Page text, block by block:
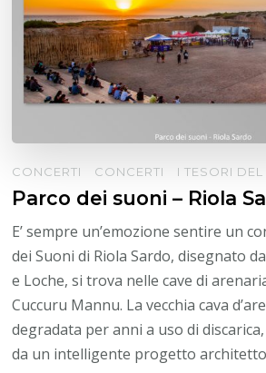
CONCERTI CONCERTI I TESORI
Parco dei suoni – Riola
E’ sempre un’emozione sentire un
dei Suoni di Riola Sardo, disegnato
e Loche, si trova nelle cave di
Cuccuru Mannu. La vecchia cava
degradata per anni a uso di
da un intelligente progetto